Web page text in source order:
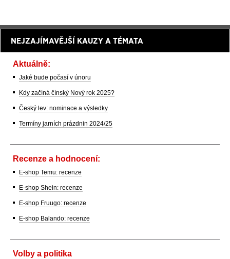
NEJZAJÍMAVĚJŠÍ KAUZY A TÉMATA
Aktuálně:
Jaké bude počasí v únoru
Kdy začíná čínský Nový rok 2025?
Český lev: nominace a výsledky
Termíny jarních prázdnin 2024/25
Recenze a hodnocení:
E-shop Temu: recenze
E-shop Shein: recenze
E-shop Fruugo: recenze
E-shop Balando: recenze
Volby a politika